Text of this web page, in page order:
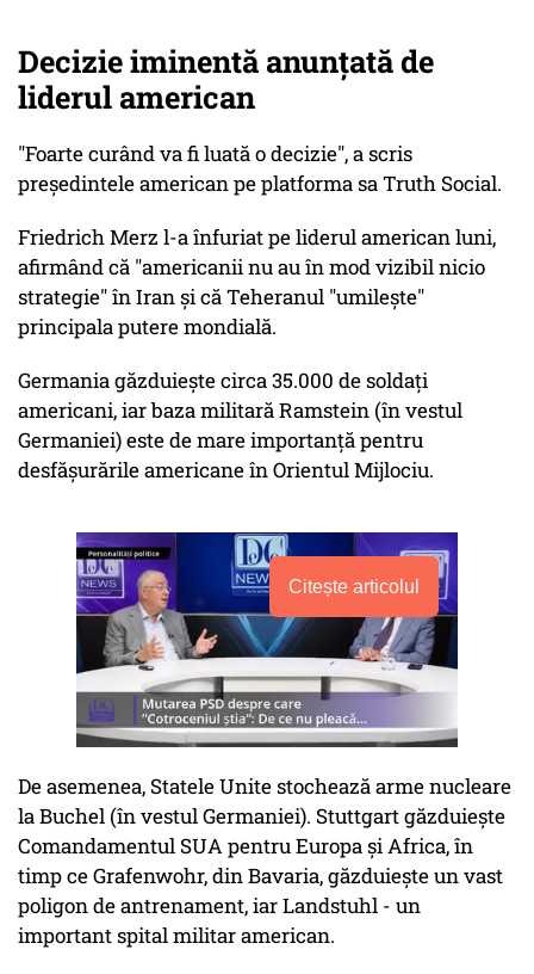
Decizie iminentă anunțată de
liderul american
"Foarte curând va fi luată o decizie", a scris
preşedintele american pe platforma sa Truth Social.
Friedrich Merz l-a înfuriat pe liderul american luni,
afirmând că "americanii nu au în mod vizibil nicio
strategie" în Iran şi că Teheranul "umileşte"
principala putere mondială.
Germania găzduieşte circa 35.000 de soldaţi
americani, iar baza militară Ramstein (în vestul
Germaniei) este de mare importanţă pentru
desfăşurările americane în Orientul Mijlociu.
Citește articolul
De asemenea, Statele Unite stochează arme nucleare
la Buchel (în vestul Germaniei). Stuttgart găzduieşte
Comandamentul SUA pentru Europa şi Africa, în
timp ce Grafenwohr, din Bavaria, găzduieşte un vast
poligon de antrenament, iar Landstuhl - un
important spital militar american.